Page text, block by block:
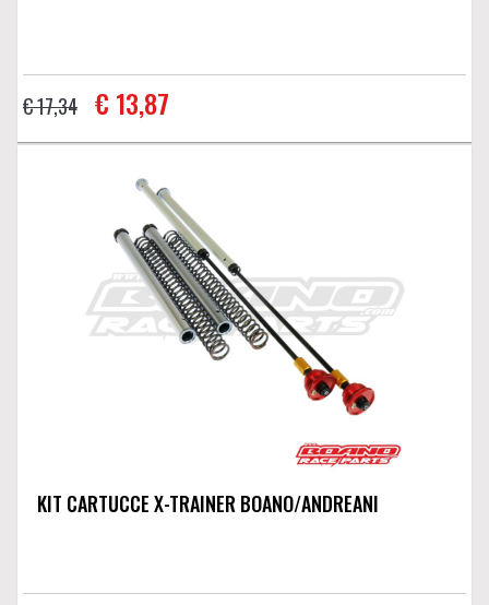
€ 17,34 € 13,87
KIT CARTUCCE X-TRAINER BOANO/ANDREANI